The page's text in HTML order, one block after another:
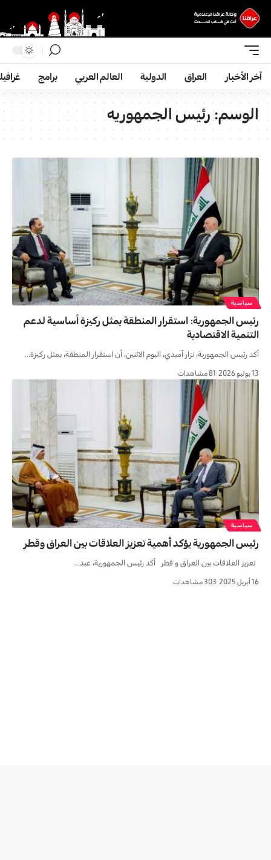
آخر الأخبار العراق الدولية العالم العربي برامج
الوسم:رئيس الجمهوريه
سياسية
رئيس الجمهورية: استقرار المنطقة يمثل ركيزة أساسية لدعم
التنمية الاقتصادية
أكد رئيس الجمهورية، نزار آميدي، اليوم الاثنين، أن استقرار المنطقة، يمثل ركيزة…
13 يوليو 2026 81 مشاهدات
سياسية
رئيس الجمهورية يؤكد أهمية تعزيز العلاقات بين العراق وقطر
تعزيز العلاقات بين العراق و قطر أكد رئيس الجمهورية، عبد…
16 أبريل 2025 303 مشاهدات